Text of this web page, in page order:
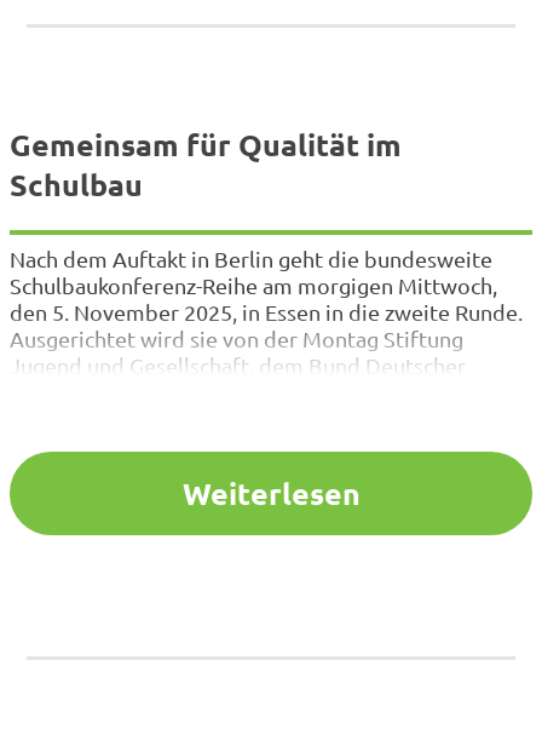
Gemeinsam für Qualität im
Schulbau
Nach dem Auftakt in Berlin geht die bundesweite
Schulbaukonferenz-Reihe am morgigen Mittwoch,
den 5. November 2025, in Essen in die zweite Runde.
Ausgerichtet wird sie von der Montag Stiftung
Jugend und Gesellschaft, dem Bund Deutscher
Weiterlesen